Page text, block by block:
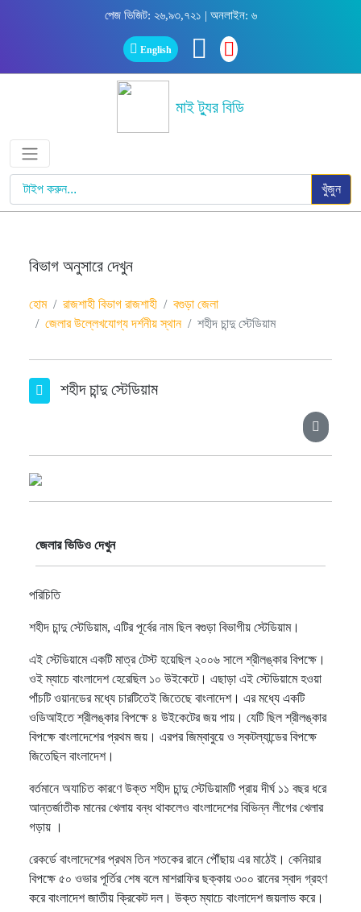
পেজ ভিজিট: ২৬,৯৩,৭২১ | অনলাইন: ৬
English
মাই ট্যুর বিডি
খুঁজুন
বিভাগ অনুসারে দেখুন
হোম রাজশাহী বিভাগ রাজশাহী
বগুড়া জেলা
জেলার উল্লেখযোগ্য দর্শনীয় স্থান
শহীদ চান্দু স্টেডিয়াম
শহীদ চান্দু স্টেডিয়াম
জেলার ভিডিও দেখুন
পরিচিতি
শহীদ চান্দু স্টেডিয়াম, এটির পূর্বের নাম ছিল বগুড়া বিভাগীয় স্টেডিয়াম।
এই স্টেডিয়ামে একটি মাত্র টেস্ট হয়েছিল ২০০৬ সালে শ্রীলঙ্কার বিপক্ষে।
ওই ম্যাচে বাংলাদেশ হেরেছিল ১০ উইকেটে। এছাড়া এই স্টেডিয়ামে হওয়া
পাঁচটি ওয়ানডের মধ্যে চারটিতেই জিতেছে বাংলাদেশ। এর মধ্যে একটি
ওডিআইতে শ্রীলঙ্কার বিপক্ষে ৪ উইকেটের জয় পায়। যেটি ছিল শ্রীলঙ্কার
বিপক্ষে বাংলাদেশের প্রথম জয়। এরপর জিম্বাবুয়ে ও স্কটল্যান্ডের বিপক্ষে
জিতেছিল বাংলাদেশ।
বর্তমানে অযাচিত কারণে উক্ত শহীদ চান্দু স্টেডিয়ামটি প্রায় দীর্ঘ ১১ বছর ধরে
আন্তর্জাতীক মানের খেলায় বন্ধ থাকলেও বাংলাদেশের বিভিন্ন লীগের খেলার
গড়ায় ।
রেকর্ডে বাংলাদেশের প্রথম তিন শতকের রানে পৌঁছায় এর মাঠেই। কেনিয়ার
বিপক্ষে ৫০ ওভার পূর্তির শেষ বলে মাশরাফির ছক্কায় ৩০০ রানের স্বাদ গ্রহণ
করে বাংলাদেশ জাতীয় ক্রিকেট দল। উক্ত ম্যাচে বাংলাদেশ জয়লাভ করে।